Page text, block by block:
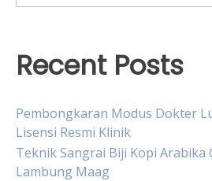
Recent Posts
Pembongkaran Modus Dokter
Lisensi Resmi Klinik
Teknik Sangrai Biji Kopi Arabika
Lambung Maag